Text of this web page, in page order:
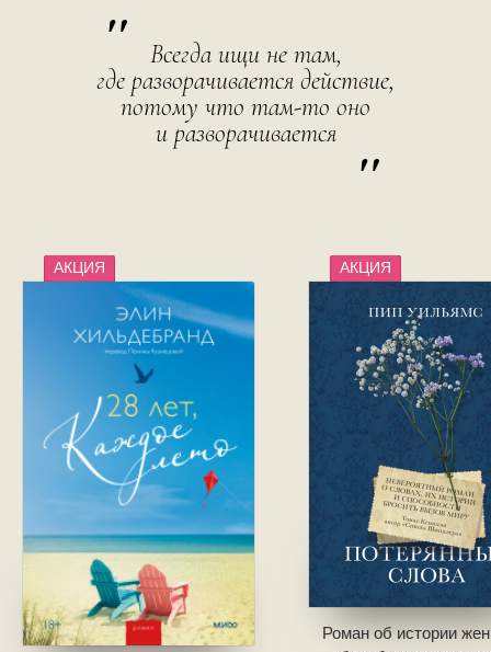
Всегда ищи не там,
где разворачивается действие,
потому что там-то оно
и разворачивается
"
"
АКЦИЯ АКЦИЯ
Роман об истории